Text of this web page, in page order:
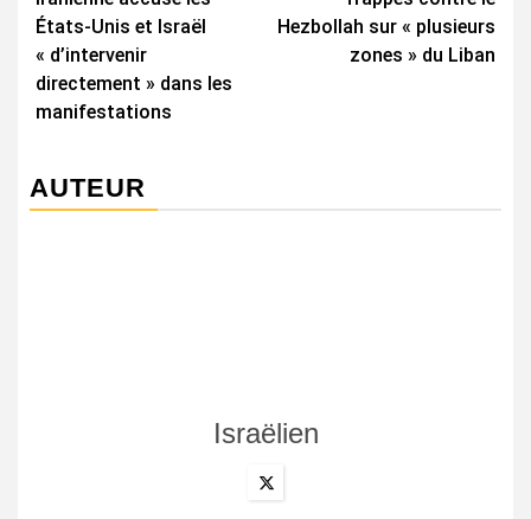
États-Unis et Israël
« d’intervenir
directement » dans les
manifestations
Hezbollah sur « plusieurs
zones » du Liban
AUTEUR
Israëlien